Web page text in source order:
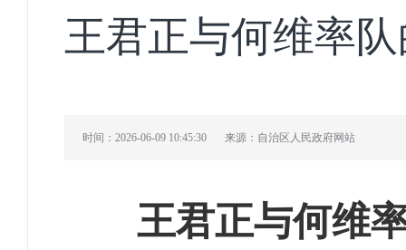
王君正与何维率
时间：2026-06-09 10:45:30 来源：自治区人民政府网站
王君正与何维